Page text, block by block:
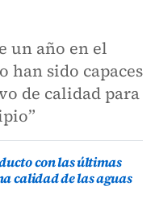
un año en el
han sido capaces
de calidad para
con las últimas
calidad de las aguas